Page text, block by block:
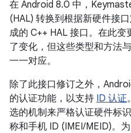
在 Android 8.0 中，
(HAL) 转换到根据新硬件接
成的 C++ HAL 接口。在此
了变化，但这些类型和方法
一一对应。
除了此接口修订之外，
的认证功能，以支持 ID 认证
选的机制来严格认证硬件标
称和手机 ID (IMEI/MEID)。